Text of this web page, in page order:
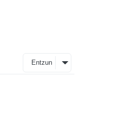
Entzun